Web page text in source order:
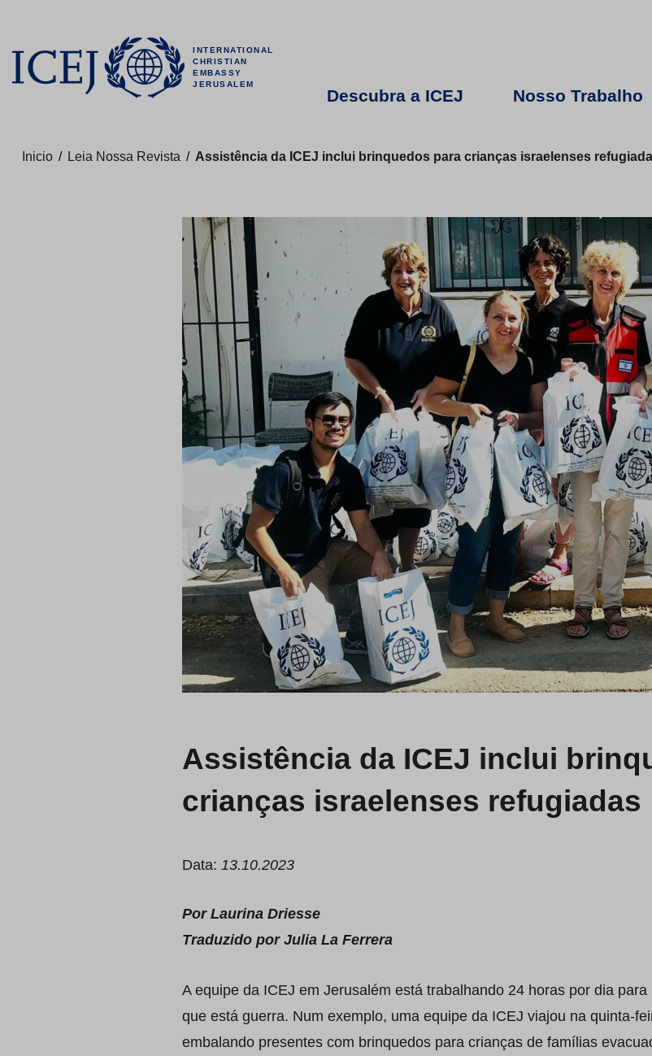
INTERNATIONAL
CHRISTIAN
EMBASSY
JERUSALEM
Descubra a ICEJ Nosso Trabalho
Inicio / Leia Nossa Revista / Assistência da ICEJ inclui brinquedos para crianças israelenses
Assistência da ICEJ inclui
crianças israelenses refugiadas
Data: 13.10.2023
Por Laurina Driesse
Traduzido por Julia La Ferrera
A equipe da ICEJ em Jerusalém está trabalhando 24 horas por dia
que está guerra. Num exemplo, uma equipe da ICEJ viajou na quinta-
embalando presentes com brinquedos para crianças de famílias